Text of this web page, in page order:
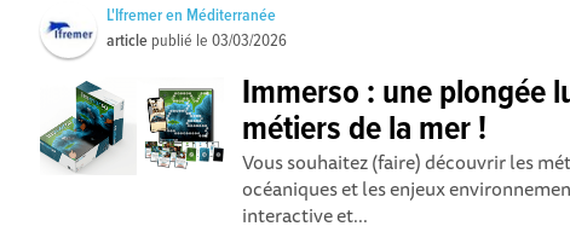
L'Ifremer en Méditerranée
article publié le03/03/2026
Immerso : une plongée
métiers de la mer !
Vous souhaitez (faire) découvrir les
océaniques et les enjeux
interactive et...